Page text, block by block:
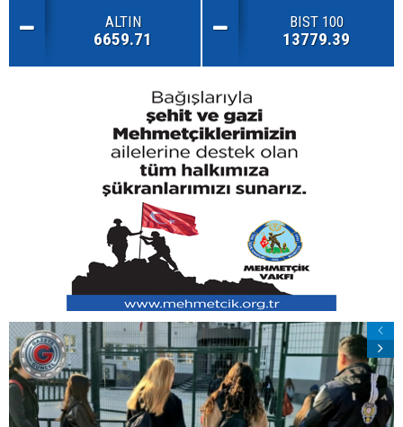
ALTIN
6659.71
BIST 100
13779.39